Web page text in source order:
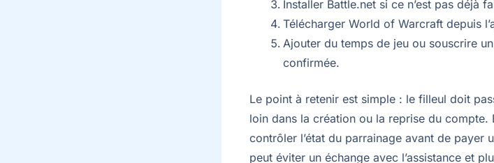
Installer Battle.net si ce n’est pas déjà
Télécharger World of Warcraft depuis
Ajouter du temps de jeu ou souscrire
confirmée.
Le point à retenir est simple : le filleul doit
loin dans la création ou la reprise du compte.
contrôler l’état du parrainage avant de payer
peut éviter un échange avec l’assistance et